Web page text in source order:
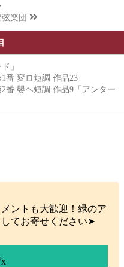
楽団
」
番 変ロ短調 作品23
番 嬰ヘ短調 作品9「アンター
ントも大歓迎！緑のア
てお寄せください➤
x